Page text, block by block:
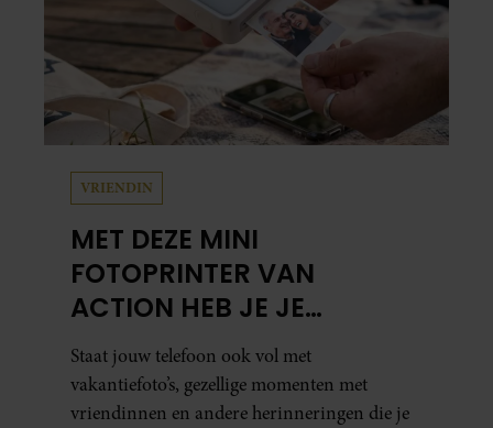
VRIENDIN
MET DEZE MINI
FOTOPRINTER VAN
ACTION HEB JE JE
FAVORIETE FOTO’S BINNEN
ÉÉN MINUUT IN HANDEN
Staat jouw telefoon ook vol met
vakantiefoto’s, gezellige momenten met
vriendinnen en andere herinneringen die je